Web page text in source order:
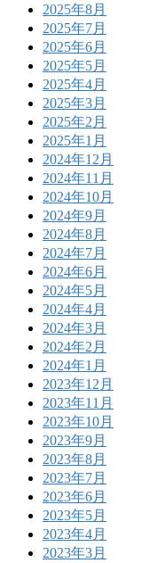
2025年8月
2025年7月
2025年6月
2025年5月
2025年4月
2025年3月
2025年2月
2025年1月
2024年12月
2024年11月
2024年10月
2024年9月
2024年8月
2024年7月
2024年6月
2024年5月
2024年4月
2024年3月
2024年2月
2024年1月
2023年12月
2023年11月
2023年10月
2023年9月
2023年8月
2023年7月
2023年6月
2023年5月
2023年4月
2023年3月